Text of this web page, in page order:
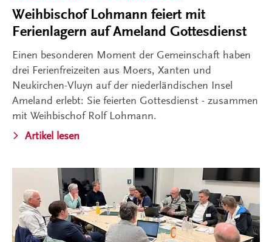
Weihbischof Lohmann feiert mit
Ferienlagern auf Ameland Gottesdienst
Einen besonderen Moment der Gemeinschaft haben
drei Ferienfreizeiten aus Moers, Xanten und
Neukirchen-Vluyn auf der niederländischen Insel
Ameland erlebt: Sie feierten Gottesdienst - zusammen
mit Weihbischof Rolf Lohmann.
Artikel lesen